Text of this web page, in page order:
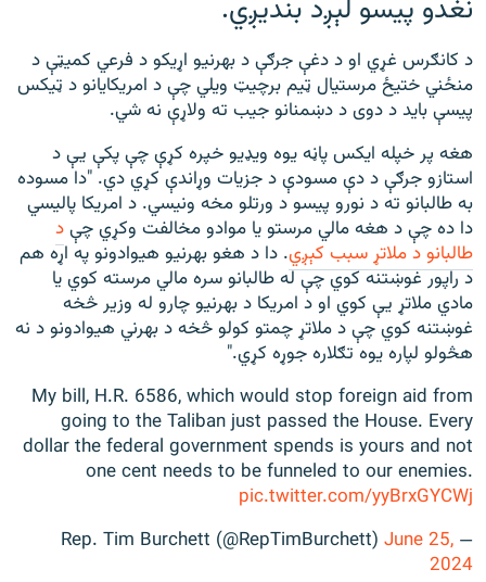
نغدو پیسو لېږد بندیږي.
د کانګرس غړي او د دغې جرګې د بهرنیو اړیکو د فرعي کمیټې د
منځني ختیځ مرستیال ټیم برچيټ ویلي چې د امریکایانو د ټیکس
پیسې باید د دوی د دښمنانو جیب ته ولاړې نه شي.
هغه پر خپله ایکس پاڼه یوه ویډیو خپره کړې چې پکې یې د
استازو جرګې د دې مسودې د جزیات وړاندې کړي دي. "دا مسوده
به طالبانو ته د نورو پیسو د ورتلو مخه ونیسي. د امریکا پالیسي
دا ده چې د هغه مالي مرستو یا موادو مخالفت وکړي چېد
طالبانو د ملاتړ سبب کېږي. دا د هغو بهرنیو هیوادونو په اړه هم
د راپور غوښتنه کوي چې له طالبانو سره مالي مرسته کوي یا
مادي ملاتړ يې کوي او د امريکا د بهرنیو چارو له وزیر څخه
غوښتنه کوي چې د ملاتړ چمتو کولو څخه د بهرني هیوادونو د نه
هڅولو لپاره یوه تګلاره جوړه کړي."
My bill, H.R. 6586, which would stop foreign aid from
going to the Taliban just passed the House. Every
dollar the federal government spends is yours and not
one cent needs to be funneled to our enemies.
pic.twitter.com/yyBrxGYCWj
— Rep. Tim Burchett (@RepTimBurchett)
June 25,
2024